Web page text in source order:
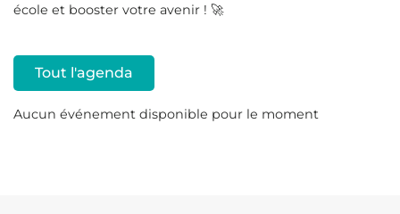
école et booster votre avenir ! 🚀
Tout l'agenda
Aucun événement disponible pour le moment